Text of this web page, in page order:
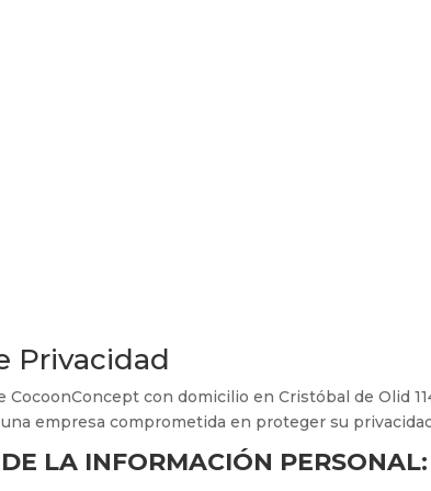
Privacidad
con domicilio en Cristóbal de Olid
empresa comprometida en proteger su
LA INFORMACIÓN PERSONAL: